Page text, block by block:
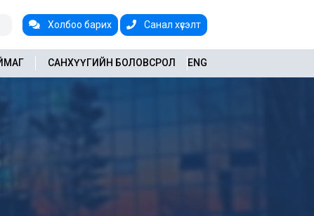
Холбоо барих Санал хүсэлт
ENG
САНХҮҮГИЙН БОЛОВСРОЛ